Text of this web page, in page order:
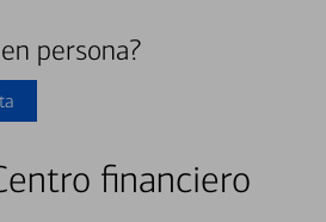
persona?
financiero